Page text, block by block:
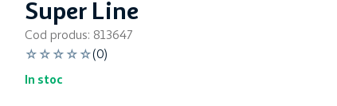
Super Line
Cod produs: 813647
☆ ☆ ☆ ☆ ☆(0)
In stoc